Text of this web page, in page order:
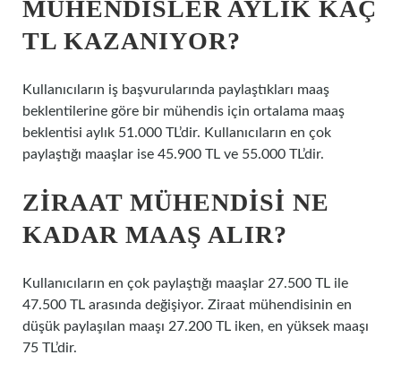
MÜHENDISLER AYLIK KAÇ
TL KAZANIYOR?
Kullanıcıların iş başvurularında paylaştıkları maaş
beklentilerine göre bir mühendis için ortalama maaş
beklentisi aylık 51.000 TL’dir. Kullanıcıların en çok
paylaştığı maaşlar ise 45.900 TL ve 55.000 TL’dir.
ZIRAAT MÜHENDISI NE
KADAR MAAŞ ALIR?
Kullanıcıların en çok paylaştığı maaşlar 27.500 TL ile
47.500 TL arasında değişiyor. Ziraat mühendisinin en
düşük paylaşılan maaşı 27.200 TL iken, en yüksek maaşı
75 TL’dir.